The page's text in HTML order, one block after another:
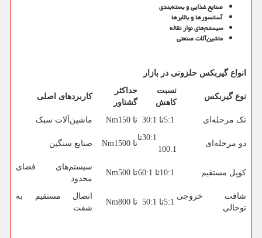
صنایع غذایی و بسته‌بندی
آسانسورها و بالابرها
سیستم‌های نوار نقاله
ماشین‌آلات صنعتی
انواع گیربکس حلزونی در بازار
نوع گیربکس
نسبت
کاهش
حداکثر
گشتاور
کاربردهای اصلی
تک مرحله‌ای 5:1تا 30:1 تا 150 Nm ماشین‌آلات سبک
دو مرحله‌ای
30:1تا
100:1
تا 1500 Nm صنایع سنگین
کوپل مستقیم 10:1تا 60:1 تا 500 Nm
سیستم‌های فضای
محدود
شافت خروجی
توخالی
5:1تا 50:1 تا 800 Nm
اتصال مستقیم به
شفت